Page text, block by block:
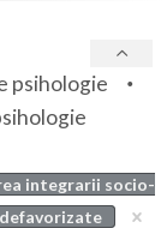
psihologie
integrarii socio-